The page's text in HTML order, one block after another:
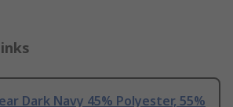
Dark Navy 45% Polyester, 55%